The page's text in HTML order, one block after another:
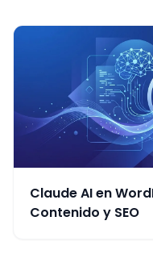
Claude AI en
Contenido y SEO